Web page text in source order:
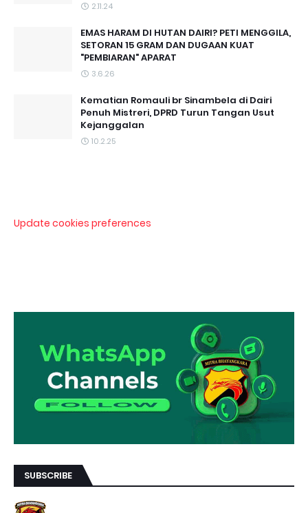
2.11.24
EMAS HARAM DI HUTAN DAIRI? PETI MENGGILA,
SETORAN 15 GRAM DAN DUGAAN KUAT
"PEMBIARAN" APARAT
3.6.26
Kematian Romauli br Sinambela di Dairi
Penuh Mistreri, DPRD Turun Tangan Usut
Kejanggalan
10.2.25
Update cookies preferences
SUBSCRIBE